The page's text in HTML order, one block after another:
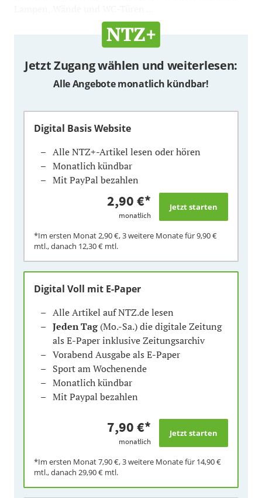
Jetzt Zugang wählen und weiterlesen:
Alle Angebote monatlich kündbar!
Digital Basis Website
Alle NTZ+-Artikel lesen oder hören
Monatlich kündbar
Mit PayPal bezahlen
2,90 €*
monatlich
*Im ersten Monat2,90 €, 3 weitere Monate für9,90 €
mtl., danach 12,30 € mtl.
Digital Voll mit E-Paper
Alle Artikel auf NTZ.de lesen
Jeden Tag(Mo.-Sa.) die digitale Zeitung
als E-Paper inklusive Zeitungsarchiv
Vorabend Ausgabe als E-Paper
Sport am Wochenende
Monatlich kündbar
Mit Paypal bezahlen
7,90 €*
monatlich
*Im ersten Monat7,90 €, 3 weitere Monate für 14,90 €
mtl., danach 29,90 € mtl.